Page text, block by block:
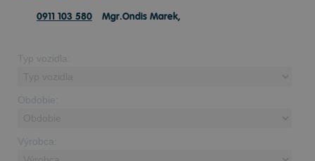
0911 103 580 Mgr.Ondis Marek,
Typ vozidla:
Obdobie:
Výrobca: